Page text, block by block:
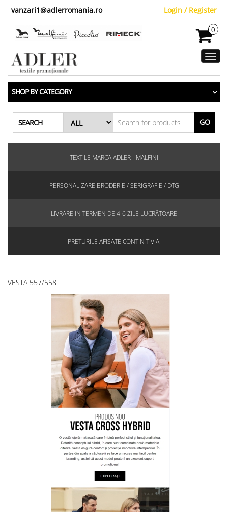
vanzari1@adlerromania.ro Login / Register
0
SHOP BY CATEGORY
SEARCH GO
TEXTILE MARCA ADLER - MALFINI
PERSONALIZARE BRODERIE / SERIGRAFIE / DTG
LIVRARE IN TERMEN DE 4-6 ZILE LUCRĂTOARE
PRETURILE AFISATE CONTIN T.V.A.
VESTA 557/558